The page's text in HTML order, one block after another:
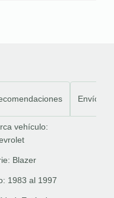
Envíos
vehículo:
Blazer
1983 al 1997